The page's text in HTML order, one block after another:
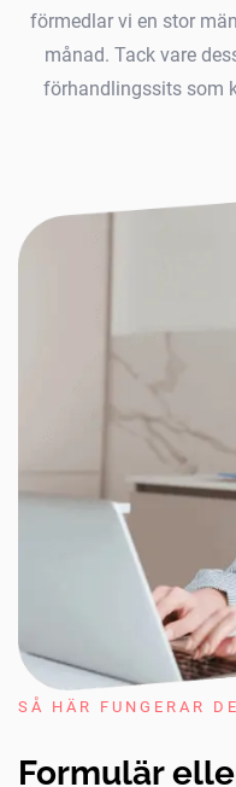
förmedlar vi en stor
månad. Tack vare
förhandlingssits som
SÅ HÄR FUNGERAR
Formulär